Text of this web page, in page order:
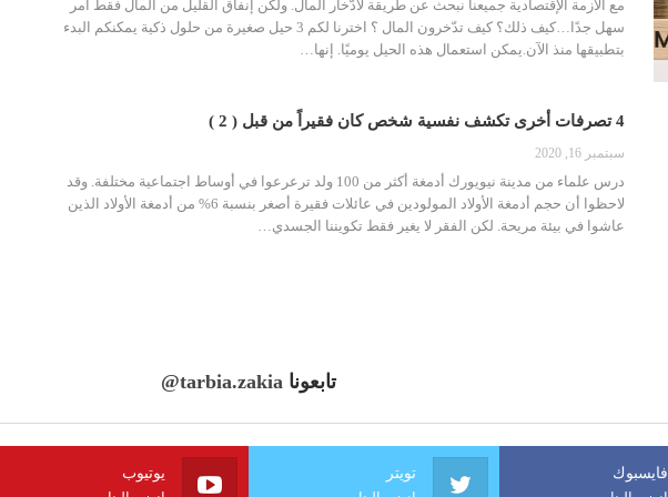
مع الأزمة الإقتصادية جميعنا نبحث عن طريقة لادّخار المال. ولكن إنفاق القليل من المال فقط أمر
سهل جدًا…كيف ذلك؟
كيف تدّخرون المال ؟ اخترنا لكم 3 حيل صغيرة من حلول ذكية يمكنكم البدء
بتطبيقها منذ الآن.يمكن استعمال هذه الحيل يوميًا. إنها
4 تصرفات أخرى تكشف نفسية شخص كان فقيراً من قبل ( 2 )
سبتمبر 16, 2020
درس علماء من مدينة نيويورك أدمغة أكثر من 100 ولد ترعرعوا في أوساط اجتماعية مختلفة. وقد
لاحظوا أن حجم أدمغة الأولاد المولودين في عائلات فقيرة أصغر بنسبة 6% من أدمغة الأولاد الذين
عاشوا في بيئة مريحة. لكن الفقر لا يغير فقط تكويننا الجسدي…
تابعونا @tarbia.zakia
فايسبوك تويتر يوتيوب